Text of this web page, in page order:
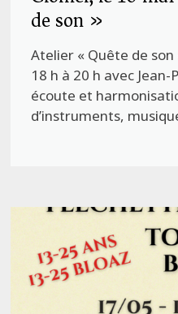
de son »
Atelier « Quête de
18 h à 20 h avec Jean-
écoute et
d’instruments,